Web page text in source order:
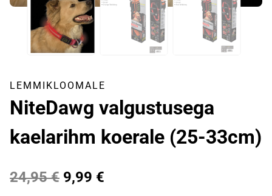
LEMMIKLOOMALE
NiteDawg valgustusega
kaelarihm koerale (25-33cm)
24,95€ Algne
9,99 €